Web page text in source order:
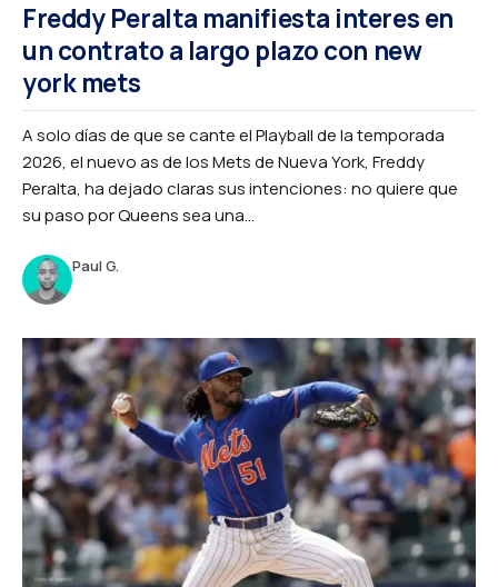
Freddy Peralta manifiesta interes en
un contrato a largo plazo con new
york mets
A solo días de que se cante el Playball de la temporada
2026, el nuevo as de los Mets de Nueva York, Freddy
Peralta, ha dejado claras sus intenciones: no quiere que
su paso por Queens sea una...
Paul G.